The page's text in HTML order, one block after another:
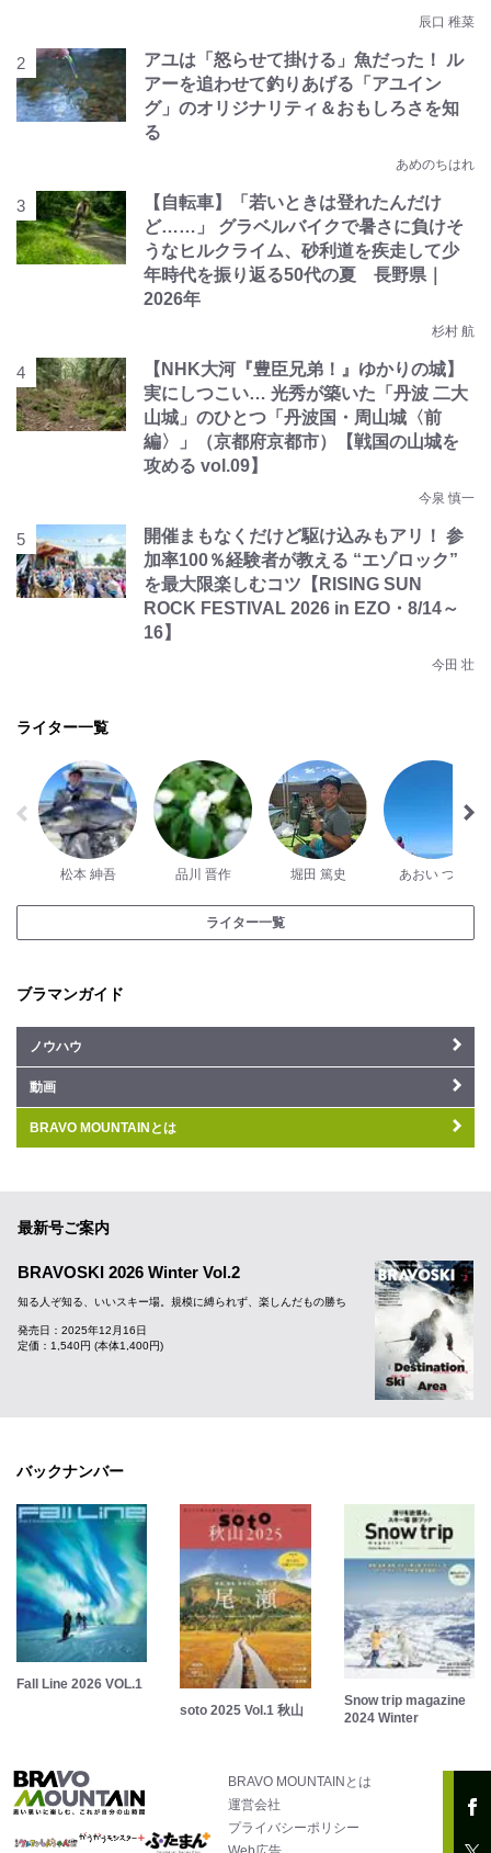
辰口 稚菜
アユは「怒らせて掛ける」魚だった！ ル
アーを追わせて釣りあげる「アユイン
グ」のオリジナリティ＆おもしろさを知
る
あめのちはれ
【自転車】「若いときは登れたんだけ
ど……」 グラベルバイクで暑さに負けそ
うなヒルクライム、砂利道を疾走して少
年時代を振り返る50代の夏 長野県｜
2026年
杉村 航
【NHK大河『豊臣兄弟！』ゆかりの城】
実にしつこい… 光秀が築いた「丹波 二大
山城」のひとつ「丹波国・周山城〈前
編〉」（京都府京都市）【戦国の山城を
攻める vol.09】
今泉 慎一
開催まもなくだけど駆け込みもアリ！ 参
加率100％経験者が教える “エゾロック”
を最大限楽しむコツ【RISING SUN
ROCK FESTIVAL 2026 in EZO・8/14～
16】
今田 壮
ライター一覧
松本 紳吾 品川 晋作 堀田 篤史 あおい つき
ライター一覧
ブラマンガイド
ノウハウ
動画
BRAVO MOUNTAINとは
最新号ご案内
BRAVOSKI 2026 Winter Vol.2
知る人ぞ知る、いいスキー場。規模に縛られず、楽しんだもの勝ち
発売日：2025年12月16日
定価：1,540円 (本体1,400円)
バックナンバー
Fall Line 2026 VOL.1
soto 2025 Vol.1 秋山
Snow trip magazine
2024 Winter
BRAVO MOUNTAINとは
運営会社
プライバシーポリシー